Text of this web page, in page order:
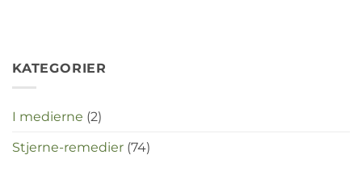
KATEGORIER
I medierne (2)
Stjerne-remedier (74)